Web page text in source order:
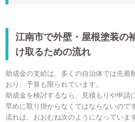
江南市で外壁・屋根塗装の
け取るための流れ
助成金の支給は、多くの自治体では先着
おり、予算も限られています。
助成金を検討するなら、見積もりや申請
早めに取り掛からなくてはならないので
流れは、おおむね次のようになっています